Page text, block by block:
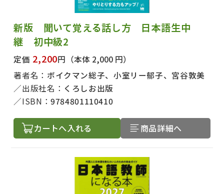
出版社名で絞り込む
新版 聞いて覚える話し方 日本語生中
継 初中級2
定価 2,200円 （本体 2,000 円）
著者名： ボイクマン総子、小室リー郁子、宮谷敦美
出版社名： くろしお出版
ISBN：9784801110410
カートへ入れる 商品詳細へ